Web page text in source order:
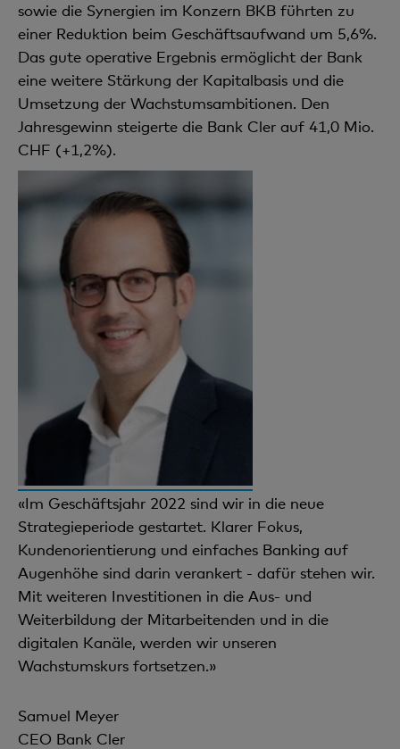
sowie die Synergien im Konzern BKB führten zu
einer Reduktion beim Geschäftsaufwand um 5,6%.
Das gute operative Ergebnis ermöglicht der Bank
eine weitere Stärkung der Kapitalbasis und die
Umsetzung der Wachstumsambitionen. Den
Jahresgewinn steigerte die Bank Cler auf 41,0 Mio.
CHF (+1,2%).
«Im Geschäftsjahr 2022 sind wir in die neue
Strategieperiode gestartet. Klarer Fokus,
Kundenorientierung und einfaches Banking auf
Augenhöhe sind darin verankert - dafür stehen wir.
Mit weiteren Investitionen in die Aus- und
Weiterbildung der Mitarbeitenden und in die
digitalen Kanäle, werden wir unseren
Wachstumskurs fortsetzen.»
Samuel Meyer
CEO Bank Cler